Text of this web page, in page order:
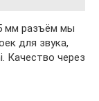
мм разъём мы
для звука,
Качество через